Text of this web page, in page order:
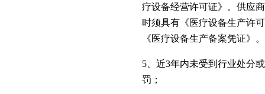
疗设备经营许可证》。供应
时须具有《医疗设备生产许
《医疗设备生产备案凭证》。
5、近3年内未受到行业处分
罚；